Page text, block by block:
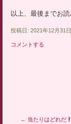
以上、最後までお
投稿日: 2021年12月31日
コメントする
投稿ナビゲーシ
← 当たりはどれだ